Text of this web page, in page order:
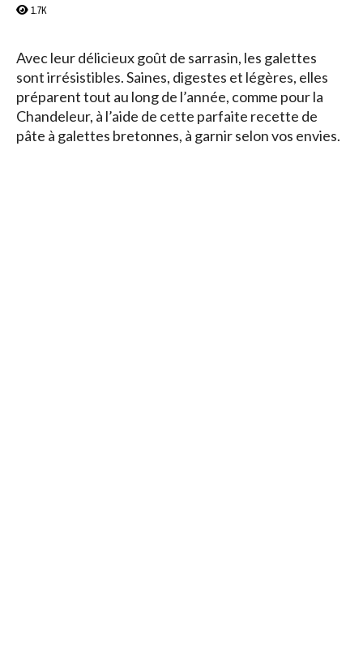
1.7K
Avec leur délicieux goût de sarrasin, les galettes
sont irrésistibles. Saines, digestes et légères, elles
préparent tout au long de l’année, comme pour la
Chandeleur, à l’aide de cette parfaite recette de
pâte à galettes bretonnes, à garnir selon vos envies.